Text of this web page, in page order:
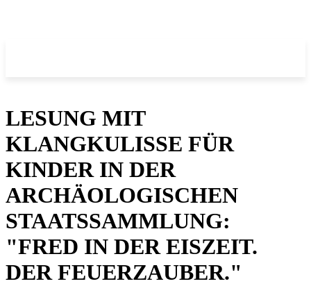
LESUNG MIT
KLANGKULISSE FÜR
KINDER IN DER
ARCHÄOLOGISCHEN
STAATSSAMMLUNG:
"FRED IN DER EISZEIT.
DER FEUERZAUBER."